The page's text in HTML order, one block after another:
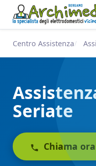
Centro Assistenza
Seriate
Chiama